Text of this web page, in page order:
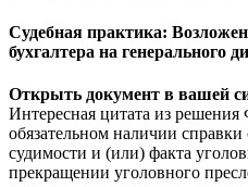
Судебная практика:
бухгалтера на генерального
Открыть документ в вашей
Интересная цитата из
обязательном наличии
судимости и (или) факта
прекращении уголовного